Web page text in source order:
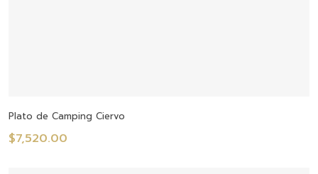
Seleccionar Opciones
Plato de Camping Ciervo
$7,520.00